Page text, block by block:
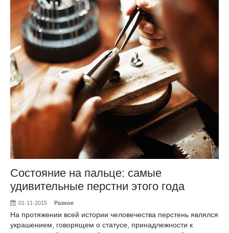
Состояние на пальце: самые
удивительные перстни этого года
01-11-2015 Разное
На протяжении всей истории человечества перстень являлся
украшением, говорящем о статусе, принадлежности к